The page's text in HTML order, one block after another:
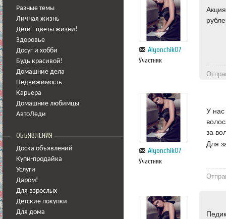
Разные темы
Личная жизнь
Дети - цветы жизни!
Здоровье
Досуг и хобби
Будь красивой!
Домашние дела
Недвижимость
Карьера
Домашние любимцы
АвтоЛеди
ОБЪЯВЛЕНИЯ
Доска объявлений
Купи-продайка
Услуги
Даром!
Для взрослых
Детские покупки
Для дома
Alyonchik07
Участник
Alyonchik07
Участник
У нас
за
Для